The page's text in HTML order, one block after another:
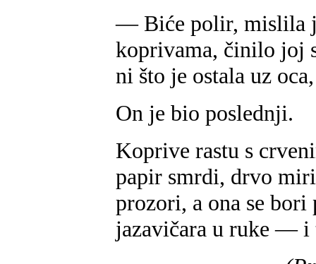
— Biće polir, mislila
koprivama, činilo joj
ni što je ostala uz
On je bio poslednji.
Koprive rastu s
papir smrdi, drvo
prozori, a ona se bori
jazavičara u ruke — i